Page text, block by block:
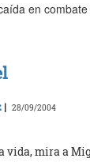
en
| 28/09/2004
vida, mira a